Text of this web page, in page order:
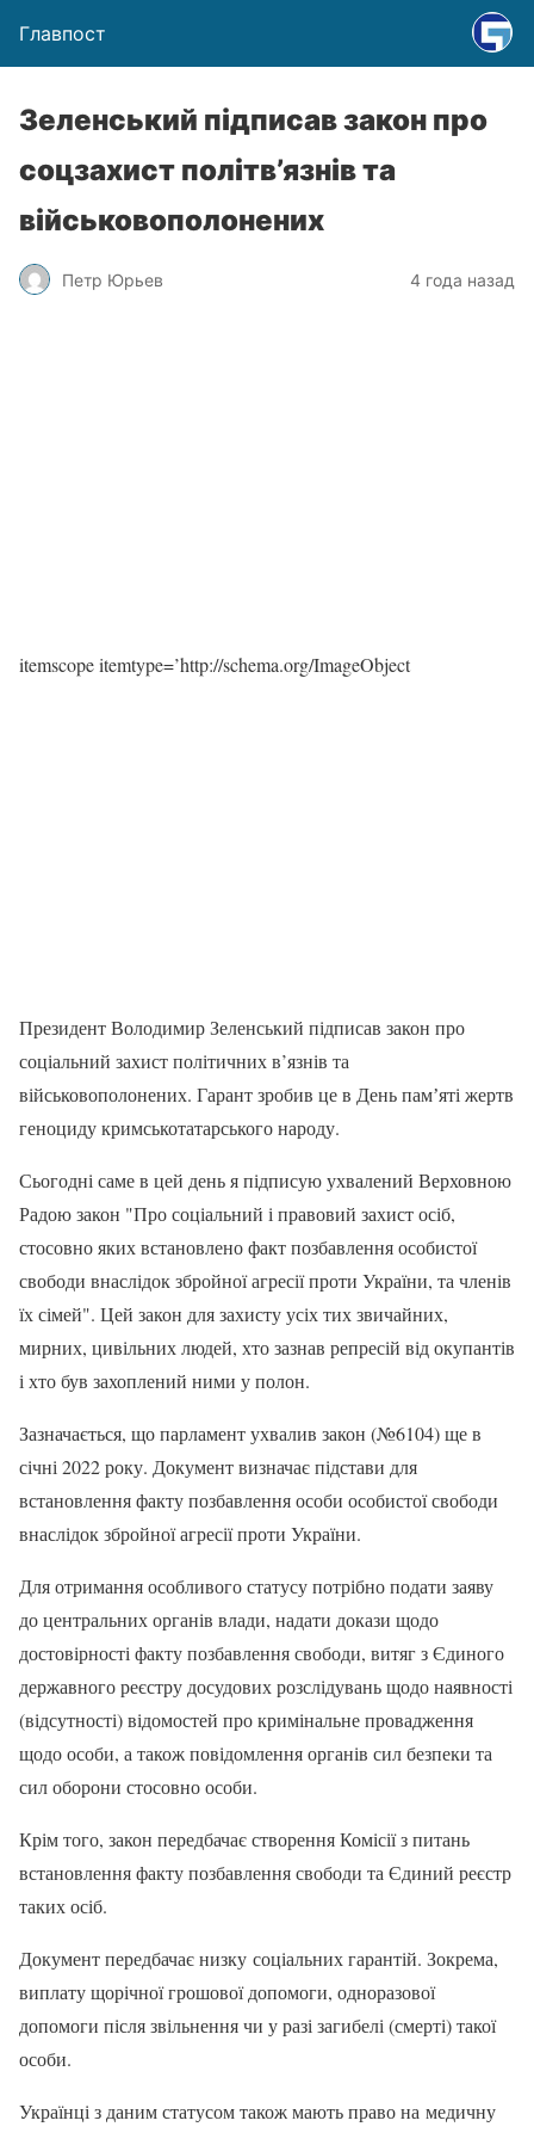
Главпост
Зеленський підписав закон про
соцзахист політв’язнів та
військовополонених
Петр Юрьев 4 года назад
itemscope itemtype=’http://schema.org/ImageObject
Президент Володимир Зеленський підписав закон про
соціальний захист політичних в’язнів та
військовополонених. Гарант зробив це в День памʼяті жертв
геноциду кримськотатарського народу.
Сьогодні саме в цей день я підписую ухвалений Верховною
Радою закон "Про соціальний і правовий захист осіб,
стосовно яких встановлено факт позбавлення особистої
свободи внаслідок збройної агресії проти України, та членів
їх сімей". Цей закон для захисту усіх тих звичайних,
мирних, цивільних людей, хто зазнав репресій від окупантів
і хто був захоплений ними у полон.
Зазначається, що парламент ухвалив закон (№6104) ще в
січні 2022 року. Документ визначає підстави для
встановлення факту позбавлення особи особистої свободи
внаслідок збройної агресії проти України.
Для отримання особливого статусу потрібно подати заяву
до центральних органів влади, надати докази щодо
достовірності факту позбавлення свободи, витяг з Єдиного
державного реєстру досудових розслідувань щодо наявності
(відсутності) відомостей про кримінальне провадження
щодо особи, а також повідомлення органів сил безпеки та
сил оборони стосовно особи.
Крім того, закон передбачає створення Комісії з питань
встановлення факту позбавлення свободи та Єдиний реєстр
таких осіб.
Документ передбачає низку соціальних гарантій. Зокрема,
виплату щорічної грошової допомоги, одноразової
допомоги після звільнення чи у разі загибелі (смерті) такої
особи.
Українці з даним статусом також мають право на медичну